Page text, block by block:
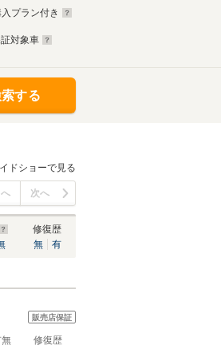
プラン付き
対象車
する
ドショーで見る
次へ
修復歴
無
有
販売店保証
修復歴